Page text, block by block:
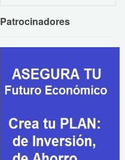
Patrocinadores